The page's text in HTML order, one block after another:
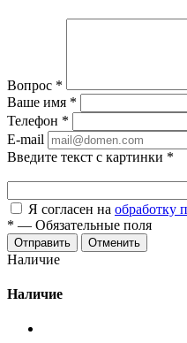
Вопрос *
Ваше имя *
Телефон *
E-mail
Введите текст с картинки *
Я согласен на обработку
* — Обязательные поля
Отменить
Наличие
Наличие